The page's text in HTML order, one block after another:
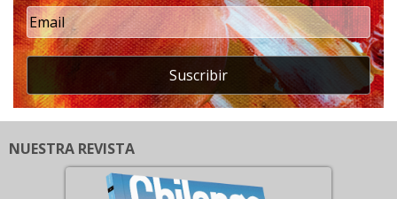
Suscribir
NUESTRA REVISTA